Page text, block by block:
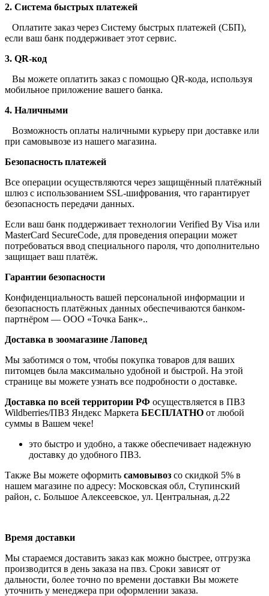
2. Система быстрых платежей
Оплатите заказ через Систему быстрых платежей (СБП),
если ваш банк поддерживает этот сервис.
3. QR-код
Вы можете оплатить заказ с помощью QR-кода, используя
мобильное приложение вашего банка.
4. Наличными
Возможность оплаты наличными курьеру при доставке или
при самовывозе из нашего магазина.
Безопасность платежей
Все операции осуществляются через защищённый платёжный
шлюз с использованием SSL-шифрования, что гарантирует
безопасность передачи данных.
Если ваш банк поддерживает технологии Verified By Visa или
MasterCard SecureCode, для проведения операции может
потребоваться ввод специального пароля, что дополнительно
защищает ваш платёж.
Гарантии безопасности
Конфиденциальность вашей персональной информации и
безопасность платёжных данных обеспечиваются банком-
партнёром — ООО «Точка Банк»..
Доставка в зоомагазине Лаповед
Мы заботимся о том, чтобы покупка товаров для ваших
питомцев была максимально удобной и быстрой. На этой
странице вы можете узнать все подробности о доставке.
Доставка по всей территории РФ осуществляется в ПВЗ
Wildberries/ПВЗ Яндекс Маркета БЕСПЛАТНО от любой
суммы в Вашем чеке!
это быстро и удобно, а также обеспечивает надежную
доставку до удобного ПВ3.
Также Вы можете оформить самовывоз со скидкой 5% в
нашем магазине по адресу: Московская обл, Ступинский
район, с. Большое Алексеевское, ул. Центральная, д.22
Время доставки
Мы стараемся доставить заказ как можно быстрее, отгрузка
производится в день заказа на пвз. Сроки зависят от
дальности, более точно по времени доставки Вы можете
уточнить у менеджера при оформлении заказа.